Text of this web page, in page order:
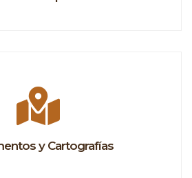
y Cartografías